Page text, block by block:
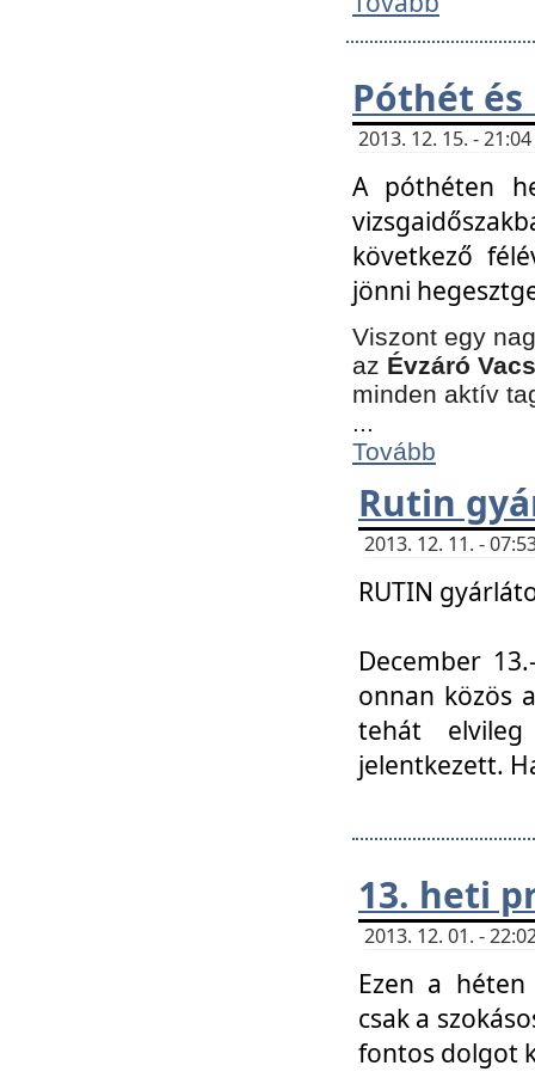
Póthét és
2013. 12. 15. -
A póthéten
következő
jönni
Viszont egy
az Évzáró
minden aktív
...
Tovább
Rutin
2013. 12. 11. -
RUTIN
December
onnan közös
tehát
jelentkezett.
13. heti
2013. 12. 01. -
Ezen a
csak a
fontos dolgot